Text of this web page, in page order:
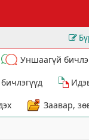
Уншаагүй
Заавар,